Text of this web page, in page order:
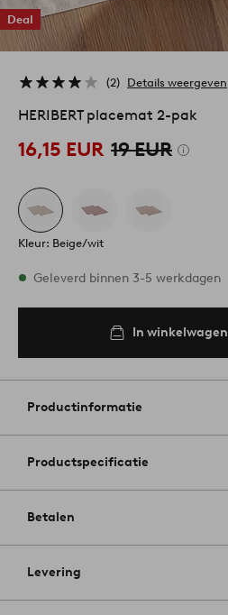
Deal
2 Details weergeven
HERIBERT placemat 2-pak
16,15 EUR 19 EUR
Kleur: Beige/wit
Op voorraad
Geleverd binnen 3-5 werkdagen
In winkelwagen
Productinformatie
Productspecificatie
Betalen
Levering